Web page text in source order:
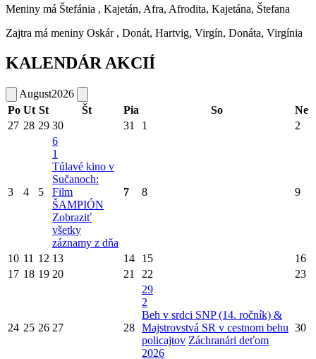
Meniny má Štefánia , Kajetán, Afra, Afrodita, Kajetána, Štefana
Zajtra má meniny Oskár , Donát, Hartvig, Virgín, Donáta, Virgínia
KALENDÁR AKCIÍ
August2026
Po Ut St Št Pia So
Ne
27 28 29 30 31 1 2
3 4 5
6
1
Túlavé kino v
Sučanoch:
Film
ŠAMPIÓN
Zobraziť
všetky
záznamy z dňa
7 8 9
10 11 12 13 14 15
16
17 18 19 20 21 22 23
24 25 26 27 28
29
2
Beh v srdci SNP (14. ročník) &
Majstrovstvá SR v cestnom behu
policajtov Záchranári deťom
2026
30